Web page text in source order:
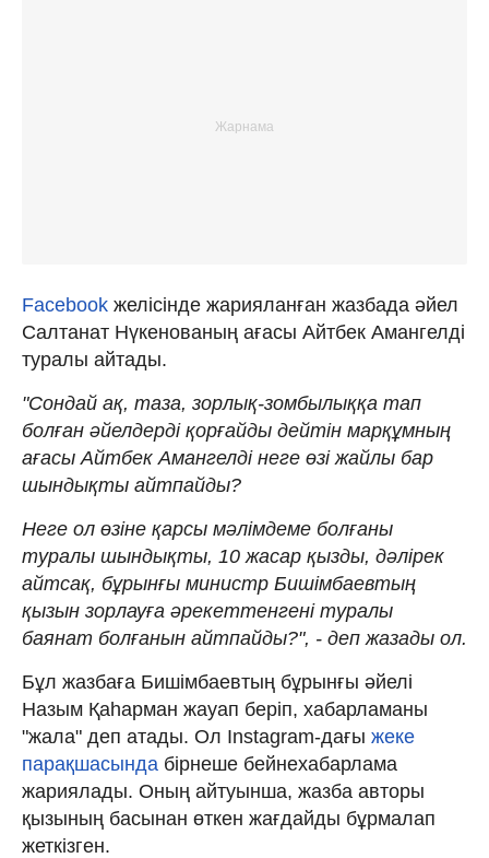
Facebook желісінде жарияланған жазбада әйел
Салтанат Нүкенованың ағасы Айтбек Амангелді
туралы айтады.
"Сондай ақ, таза, зорлық-зомбылыққа тап
болған әйелдерді қорғайды дейтін марқұмның
ағасы Айтбек Амангелді неге өзі жайлы бар
шындықты айтпайды?
Неге ол өзіне қарсы мәлімдеме болғаны
туралы шындықты, 10 жасар қызды, дәлірек
айтсақ, бұрынғы министр Бишімбаевтың
қызын зорлауға әрекеттенгені туралы
баянат болғанын айтпайды?", - деп жазады ол.
Бұл жазбаға Бишімбаевтың бұрынғы әйелі
Назым Қаһарман жауап беріп, хабарламаны
"жала" деп атады. Ол Instagram-дағы жеке
парақшасында бірнеше бейнехабарлама
жариялады. Оның айтуынша, жазба авторы
қызының басынан өткен жағдайды бұрмалап
жеткізген.